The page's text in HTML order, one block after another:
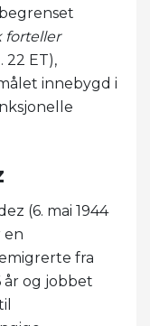
forteller
22 ET),
innebygd i
(6. mai 1944
en
fra
år og jobbet